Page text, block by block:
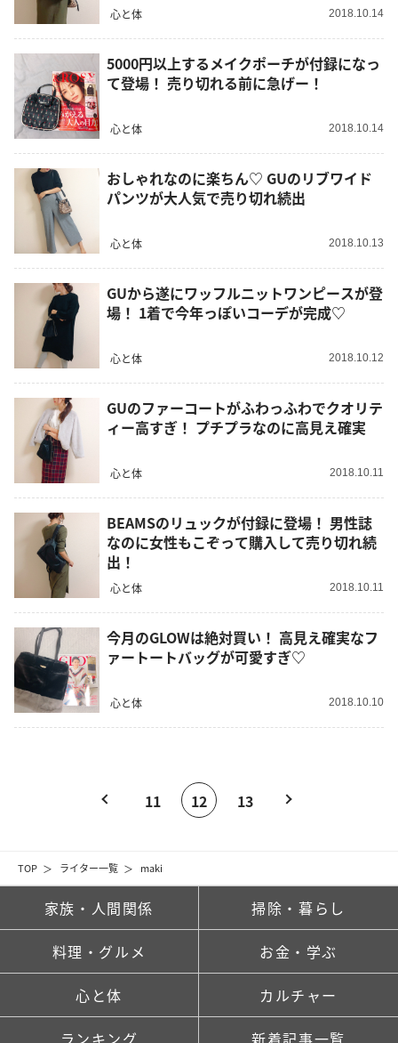
TOP ライター一覧 maki
心と体 2018.10.14
5000円以上するメイクポーチが付録になっ
て登場！ 売り切れる前に急げー！
心と体 2018.10.14
おしゃれなのに楽ちん♡ GUのリブワイド
パンツが大人気で売り切れ続出
心と体 2018.10.13
GUから遂にワッフルニットワンピースが登
場！ 1着で今年っぽいコーデが完成♡
心と体 2018.10.12
GUのファーコートがふわっふわでクオリテ
ィー高すぎ！ プチプラなのに高見え確実
心と体 2018.10.11
BEAMSのリュックが付録に登場！ 男性誌
なのに女性もこぞって購入して売り切れ続
出！
心と体 2018.10.11
今月のGLOWは絶対買い！ 高見え確実なフ
ァートートバッグが可愛すぎ♡
心と体 2018.10.10
11 12 13
家族・人間関係 掃除・暮らし
料理・グルメ お金・学ぶ
心と体 カルチャー
ランキング 新着記事一覧